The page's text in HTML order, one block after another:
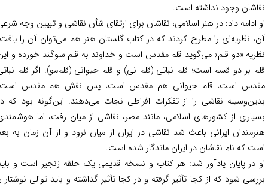
وجود نداشته است.
ادامه داد: در هنر اسلامی، نقاشان برای ارتقای شأن نقاشی و تبیین وجه شرعی
نظریه‌ای را مطرح کردند که در کتاب گلستان هنر هم می‌توان آن را یافت؛
«دو قلم» می‌گوید قلم مقدس است و خداوند به قلم سوگند خورده و این
بر دو قسم است؛ قلم نباتی (قلم نی) و قلم حیوانی (قلم‌مو). اگر قلم نباتی
است، قلم حیوانی هم مقدس است، پس نقش هم مقدس است.
نقاشی را از تفکرات افراطی نجات می‌دهند. این‌گونه بود که در
از کشورهای اسلامی، مانند مصر، نقاشی از میان رفت، اما هوشمندی
ایرانی باعث شد نقاشی در ایران از میان نرود و از آن زمان به بعد
که نام نقاشان در ایران ماندگار شده است.
در پایان یادآور شد: هر کتاب و نسخه قدیمی یک حلقه زنجیر است و باید
شود که از کجا تأثیر گرفته و در کجا تأثیر گذاشته و باید توالی نوشتار را